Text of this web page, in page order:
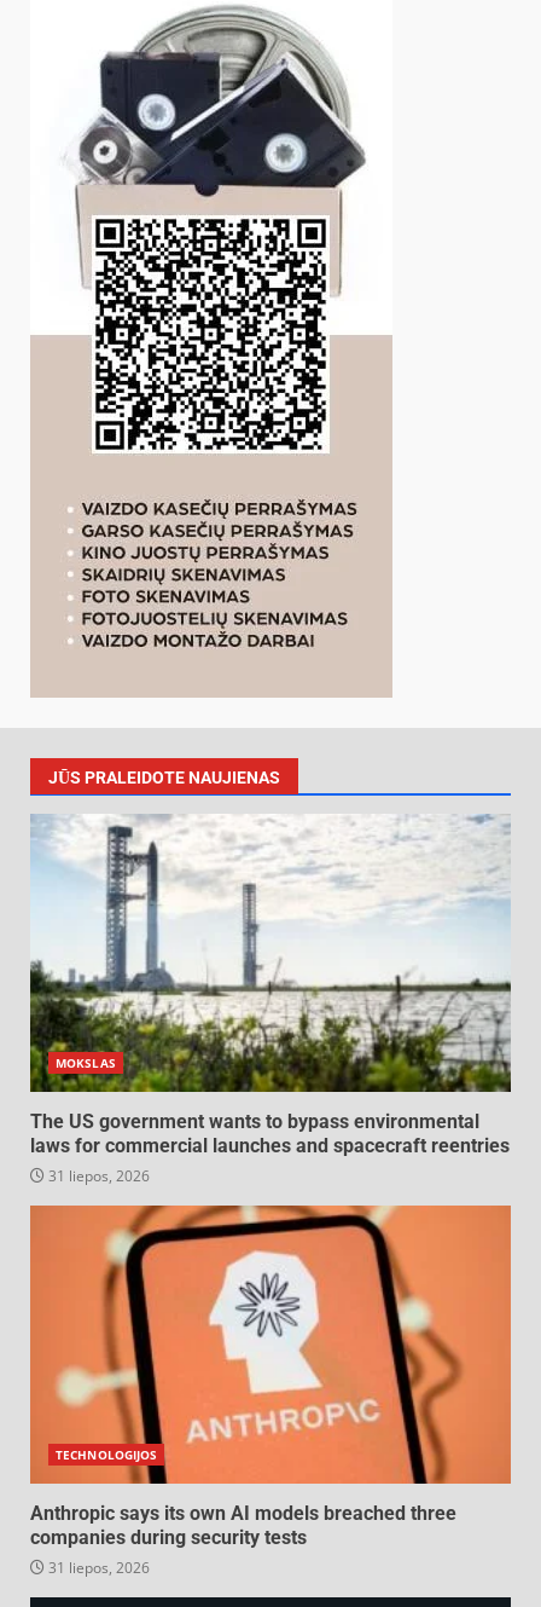
JŪS PRALEIDOTE NAUJIENAS
MOKSLAS
The US government wants to bypass environmental
laws for commercial launches and spacecraft reentries
31 liepos, 2026
TECHNOLOGIJOS
Anthropic says its own AI models breached three
companies during security tests
31 liepos, 2026